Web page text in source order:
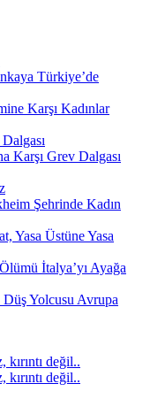
Türkiye’de
Karşı Kadınlar
Karşı Grev Dalgası
Şehrinde Kadın
Yasa Üstüne Yasa
İtalya’yı Ayağa
Düş Yolcusu Avrupa